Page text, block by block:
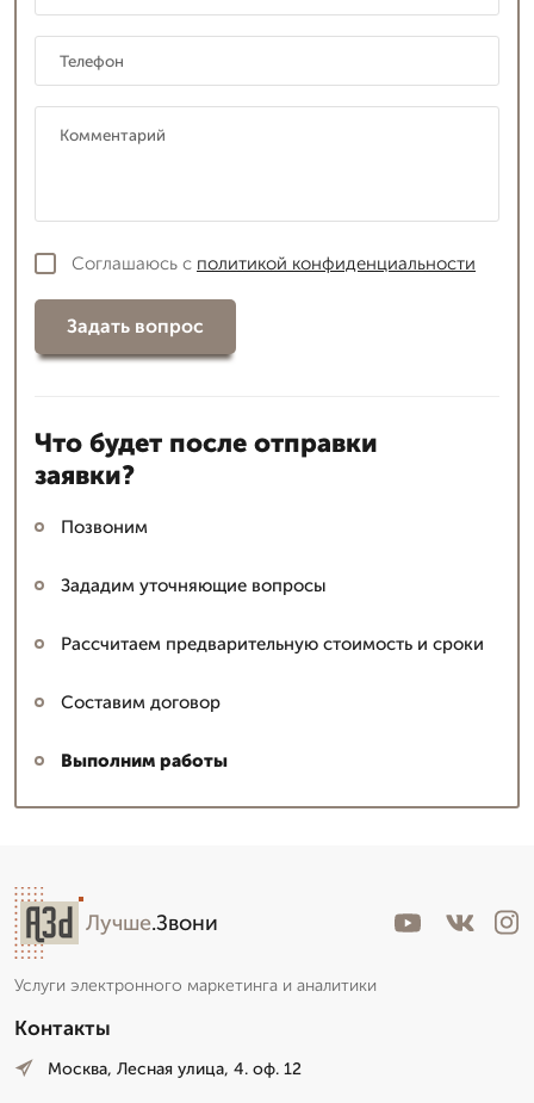
Соглашаюсь с политикой конфиденциальности
Задать вопрос
Что будет после отправки
заявки?
Позвоним
Зададим уточняющие вопросы
Рассчитаем предварительную стоимость и сроки
Составим договор
Выполним работы
Лучше.Звони
Услуги электронного маркетинга и аналитики
Контакты
Москва, Лесная улица, 4. оф. 12